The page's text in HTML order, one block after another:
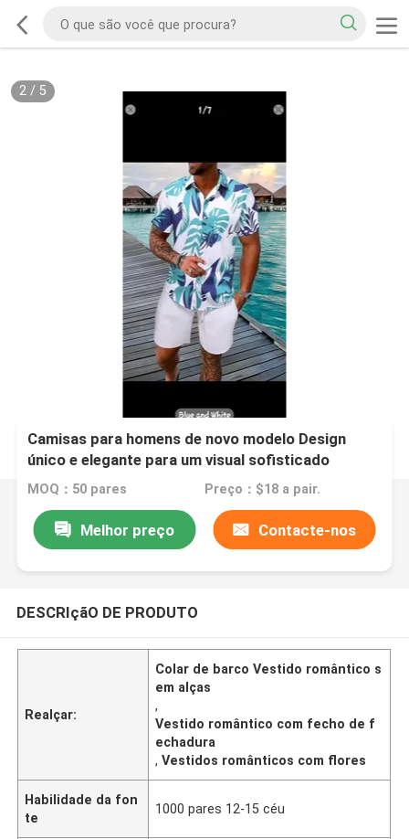
2/ 5
Camisas para homens de novo modelo Design
único e elegante para um visual sofisticado
MOQ：50 pares Preço：$18 a pair.
Melhor preço Contacte-nos
DESCRIçãO DE PRODUTO
Realçar:
Colar de barco Vestido romântico s
em alças
,
Vestido romântico com fecho de f
echadura
,Vestidos românticos com flores
Habilidade da fon
te
1000 pares 12-15 céu